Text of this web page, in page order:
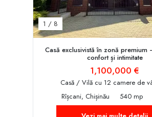
1 / 8
Casă exclusivistă în zonă premium
confort și intimitate
1,100,000 €
Casă / Vilă cu 12 camere de
Rîșcani, Chișinău
540 mp